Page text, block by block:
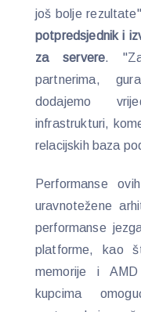
još bolje
potpredsjednik i
za servere.
partnerima,
dodajemo
infrastrukturi,
relacijskih baza
Performanse
uravnotežene
performanse
platforme, kao
memorije i
kupcima